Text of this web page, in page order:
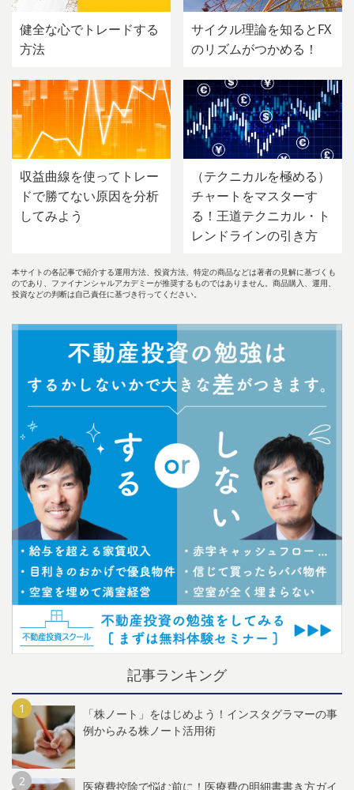
健全な心でトレードする
方法
サイクル理論を知るとFX
のリズムがつかめる！
収益曲線を使ってトレー
ドで勝てない原因を分析
してみよう
（テクニカルを極める）
チャートをマスターす
る！王道テクニカル・ト
レンドラインの引き方
本サイトの各記事で紹介する運用方法、投資方法、特定の商品などは著者の見解に基づくも
のであり、ファイナンシャルアカデミーが推奨するものではありません。商品購入、運用、
投資などの判断は自己責任に基づき行ってください。
記事ランキング
「株ノート」をはじめよう！インスタグラマーの事
例からみる株ノート活用術
医療費控除で悩む前に！医療費の明細書書き方ガイ